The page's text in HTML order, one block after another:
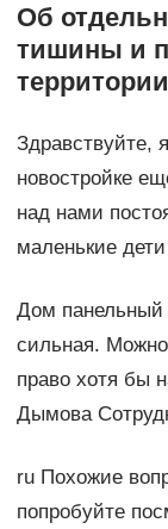
Об
тишины и
Здравствуйте,
новостройке
над нами
маленькие
Дом панельный
сильная.
право хотя бы
Дымова
ru Похожие
попробуйте